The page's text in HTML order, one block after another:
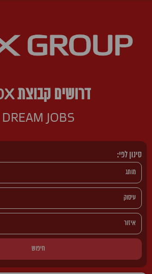
דרושים קבוצת FOX
DREAM JOBS
סינון לפי:
חיפוש